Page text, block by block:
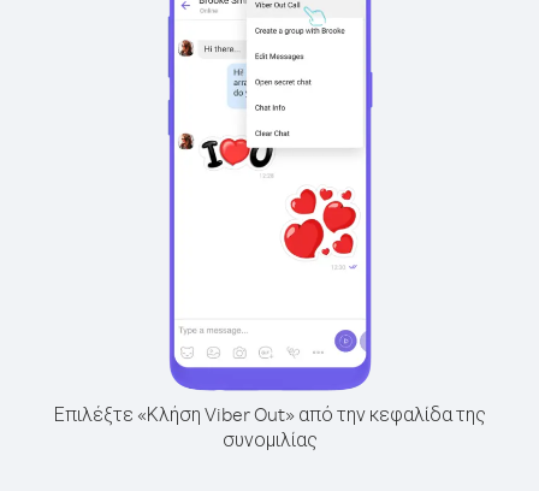
Επιλέξτε «Κλήση Viber Out» από την κεφαλίδα της
συνομιλίας